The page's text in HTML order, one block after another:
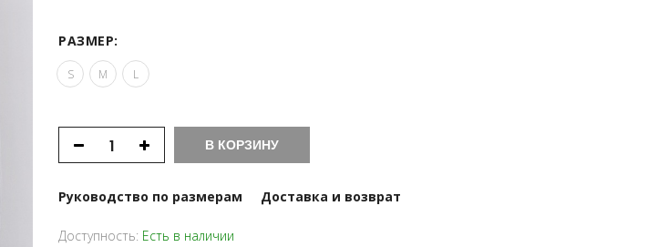
РАЗМЕР:
S M L
В КОРЗИНУ
Руководство по размерам Доставка и возврат
Доступность: Есть в наличии